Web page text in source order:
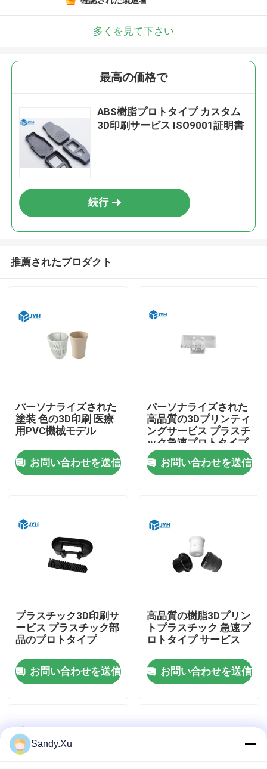
サービス
多くを見て下さい
最高の価格で
ABS樹脂プロトタイプ カスタム
3D印刷サービス ISO9001証明書
続行
推薦されたプロダクト
パーソナライズされた
塗装 色の3D印刷 医療
用PVC機械モデル
お問い合わせを送信
パーソナライズされた
高品質の3Dプリンティ
ングサービス プラスチ
ック急速プロトタイプ
SLA SLS
お問い合わせを送信
プラスチック3D印刷サ
ービス プラスチック部
品のプロトタイプ
お問い合わせを送信
高品質の樹脂3Dプリン
トプラスチック 急速プ
ロトタイプ サービス
お問い合わせを送信
Sandy.Xu